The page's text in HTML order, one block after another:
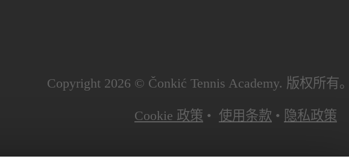
Copyright 2026 © Čonkić Tennis Academy. 版权所有。
Cookie 政策 • 使用条款 • 隐私政策